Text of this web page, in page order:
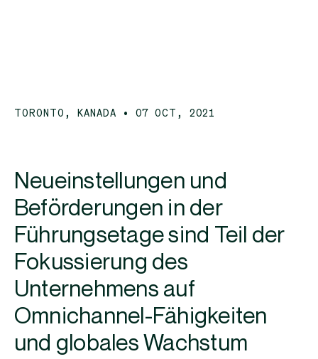
TORONTO, KANADA • 07 OCT, 2021
Neueinstellungen und
Beförderungen in der
Führungsetage sind Teil der
Fokussierung des
Unternehmens auf
Omnichannel-Fähigkeiten
und globales Wachstum